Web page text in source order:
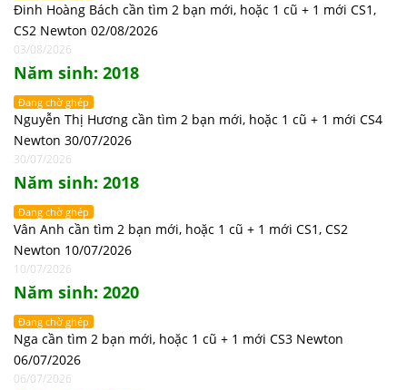
Đinh Hoàng Bách cần tìm 2 bạn mới, hoặc 1 cũ + 1 mới CS1,
CS2 Newton 02/08/2026
03/08/2026
Năm sinh: 2018
Đang chờ ghép
Nguyễn Thị Hương cần tìm 2 bạn mới, hoặc 1 cũ + 1 mới CS4
Newton 30/07/2026
30/07/2026
Năm sinh: 2018
Đang chờ ghép
Vân Anh cần tìm 2 bạn mới, hoặc 1 cũ + 1 mới CS1, CS2
Newton 10/07/2026
10/07/2026
Năm sinh: 2020
Đang chờ ghép
Nga cần tìm 2 bạn mới, hoặc 1 cũ + 1 mới CS3 Newton
06/07/2026
06/07/2026